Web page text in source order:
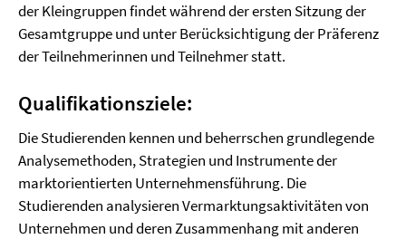
der Kleingruppen findet während der ersten Sitzung der
Gesamtgruppe und unter Berücksichtigung der Präferenz
der Teilnehmerinnen und Teilnehmer statt.
Qualifikationsziele:
Die Studierenden kennen und beherrschen grundlegende
Analysemethoden, Strategien und Instrumente der
marktorientierten Unternehmensführung. Die
Studierenden analysieren Vermarktungsaktivitäten von
Unternehmen und deren Zusammenhang mit anderen